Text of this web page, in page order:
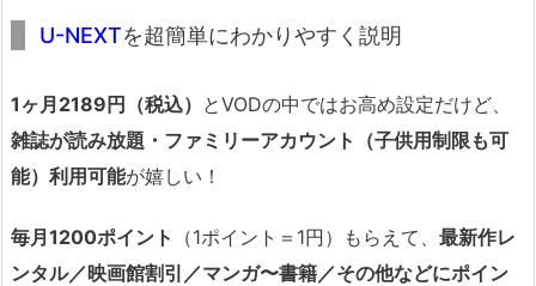
U-NEXTを超簡単にわかりやすく説明
1ヶ月2189円（税込） とVODの中ではお高め設定だけど、
雑誌が読み放題・ファミリーアカウント（子供用制限も可
能）利用可能が嬉しい！
毎月1200ポイント （1ポイント＝1円）もらえて、 最新作レ
ンタル／映画館割引／マンガ〜書籍／その他などにポイン